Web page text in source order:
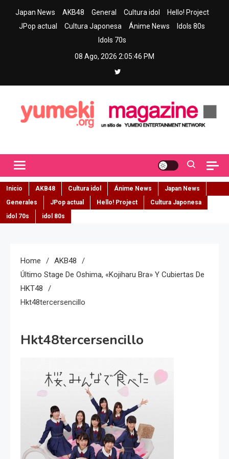
Japan News AKB48 General Cultura idol
Hello! Project
JPop actual
Cultura Japonesa Ánime News
Idols 80s
Idols 70s
08 Ago, 2026 2:05:47 PM
Inicio AKB48 Cultura idol Ánime News
Japan News
Generales
JPop actual Hello! Project
Cultura Japonesa
idol 70s
idol 80s
Home
AKB48
Último Stage De Oshima, «Kojiharu Bra» Y Cubiertas De
HKT48
Hkt48tercersencillo
Hkt48tercersencillo